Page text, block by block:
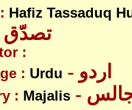
Hafiz Tassaduq
:
: Urdu - اردو
: Majalis